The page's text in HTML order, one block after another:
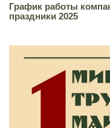
График работы
праздники 2025